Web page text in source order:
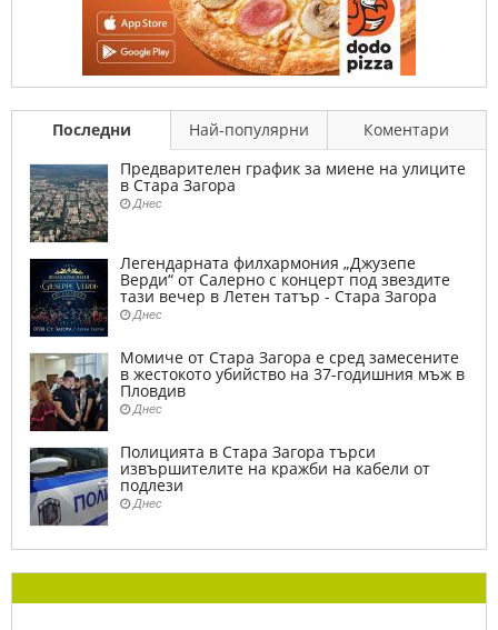
Последни Най-популярни
Коментари
Предварителен график за миене на улиците
в Стара Загора
Днес
Легендарната филхармония „Джузепе
Верди“ от Салерно с концерт под звездите
тази вечер в Летен татър - Стара Загора
Днес
Момиче от Стара Загора е сред замесените
в жестокото убийство на 37-годишния мъж в
Пловдив
Днес
Полицията в Стара Загора търси
извършителите на кражби на кабели от
подлези
Днес